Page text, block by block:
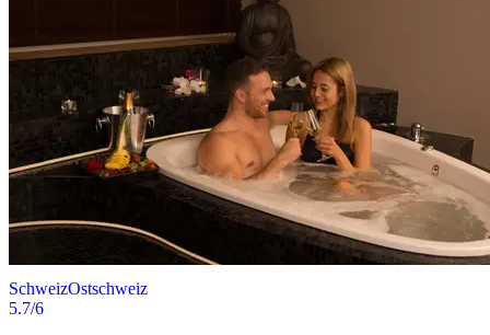
SchweizOstschweiz
5.7/6